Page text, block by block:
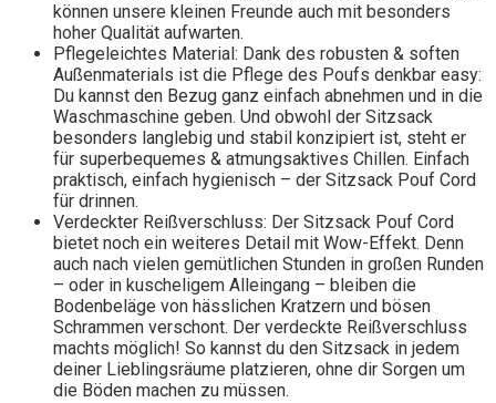
können unsere kleinen Freunde auch mit besonders
hoher Qualität aufwarten.
Pflegeleichtes Material: Dank des robusten & soften
Außenmaterials ist die Pflege des Poufs denkbar easy:
Du kannst den Bezug ganz einfach abnehmen und in die
Waschmaschine geben. Und obwohl der Sitzsack
besonders langlebig und stabil konzipiert ist, steht er
für superbequemes & atmungsaktives Chillen. Einfach
praktisch, einfach hygienisch – der Sitzsack Pouf Cord
für drinnen.
Verdeckter Reißverschluss: Der Sitzsack Pouf Cord
bietet noch ein weiteres Detail mit Wow-Effekt. Denn
auch nach vielen gemütlichen Stunden in großen Runden
– oder in kuscheligem Alleingang – bleiben die
Bodenbeläge von hässlichen Kratzern und bösen
Schrammen verschont. Der verdeckte Reißverschluss
machts möglich! So kannst du den Sitzsack in jedem
deiner Lieblingsräume platzieren, ohne dir Sorgen um
die Böden machen zu müssen.